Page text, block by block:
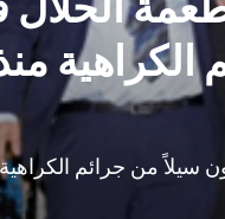
سيلاً من جرائم